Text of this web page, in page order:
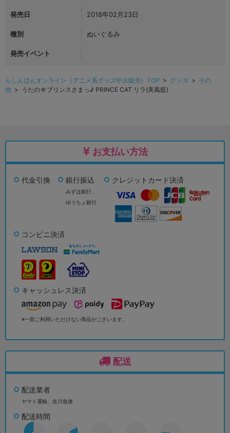
発売日 2018年02月23日
種別 ぬいぐるみ
発売イベント
らしんばんオンライン（アニメ系グッズ中古販売）TOP > グッズ > その
他 > うたの☆プリンスさまっ♪ PRINCE CAT リラ(美風藍)
お支払い方法
代金引換 銀行振込
みずほ銀行、
ゆうちょ銀行
クレジットカード決済
コンビニ決済
キャッシュレス決済
※一部ご利用いただけない商品がございます。
配送
配送業者
ヤマト運輸、佐川急便
配送時間